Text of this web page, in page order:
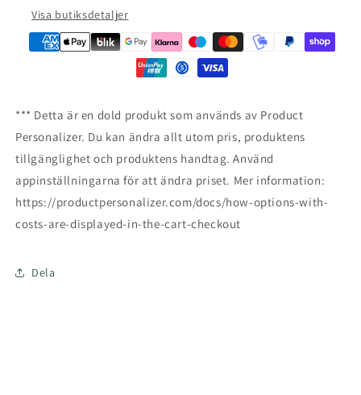
Visa butiksdetaljer
*** Detta är en dold produkt som används av Product
Personalizer. Du kan ändra allt utom pris, produktens
tillgänglighet och produktens handtag. Använd
appinställningarna för att ändra priset. Mer information:
https://productpersonalizer.com/docs/how-options-with-
costs-are-displayed-in-the-cart-checkout
Dela